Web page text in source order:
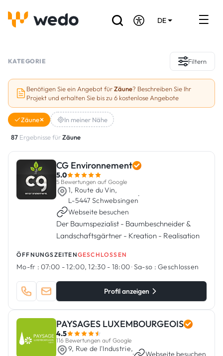
DE
Referenzen
Förderungen & Zuschüsse
Sind Sie Handwerker?
KATEGORIE Filtern
Benötigen Sie ein Angebot fürZäune? Beschreiben Sie Ihr
Projekt und erhalten Sie bis zu 6 kostenlose Angebote
Zäune In meiner Nähe
87 Ergebnisse fürZäune
CG Environnement
5.0
5 Bewertungen auf Google
1, Route du Vin,
L-5447 Schwebsingen
·
Webseite besuchen
Der Baumspezialist - Baumbeschneider &
Landschaftsgärtner - Kreation - Realisation
ÖFFNUNGSZEITENGESCHLOSSEN
Mo-fr : 07:00 - 12:00, 12:30 - 18:00·Sa-so : Geschlossen
Profil anzeigen
PAYSAGES LUXEMBOURGEOIS
4.5
116 Bewertungen auf Google
9, Rue de l'Industrie,
· Webseite besuchen